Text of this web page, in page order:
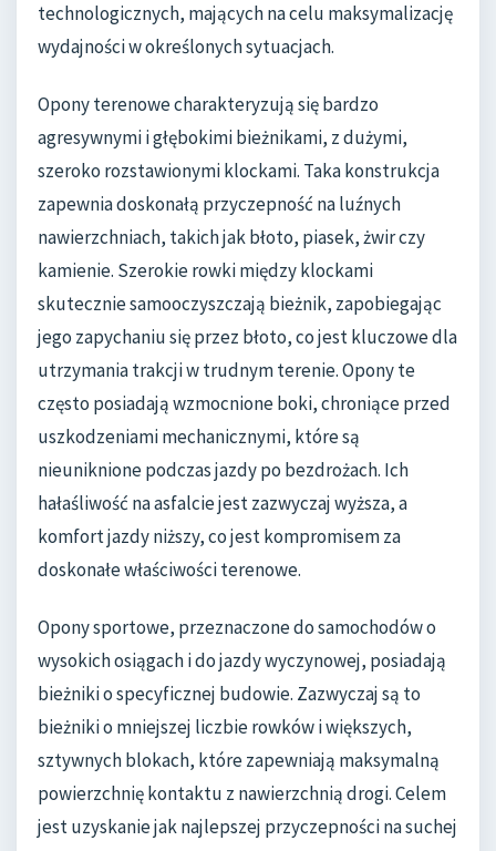
technologicznych, mających na celu maksymalizację
wydajności w określonych sytuacjach.
Opony terenowe charakteryzują się bardzo
agresywnymi i głębokimi bieżnikami, z dużymi,
szeroko rozstawionymi klockami. Taka konstrukcja
zapewnia doskonałą przyczepność na luźnych
nawierzchniach, takich jak błoto, piasek, żwir czy
kamienie. Szerokie rowki między klockami
skutecznie samooczyszczają bieżnik, zapobiegając
jego zapychaniu się przez błoto, co jest kluczowe dla
utrzymania trakcji w trudnym terenie. Opony te
często posiadają wzmocnione boki, chroniące przed
uszkodzeniami mechanicznymi, które są
nieuniknione podczas jazdy po bezdrożach. Ich
hałaśliwość na asfalcie jest zazwyczaj wyższa, a
komfort jazdy niższy, co jest kompromisem za
doskonałe właściwości terenowe.
Opony sportowe, przeznaczone do samochodów o
wysokich osiągach i do jazdy wyczynowej, posiadają
bieżniki o specyficznej budowie. Zazwyczaj są to
bieżniki o mniejszej liczbie rowków i większych,
sztywnych blokach, które zapewniają maksymalną
powierzchnię kontaktu z nawierzchnią drogi. Celem
jest uzyskanie jak najlepszej przyczepności na suchej